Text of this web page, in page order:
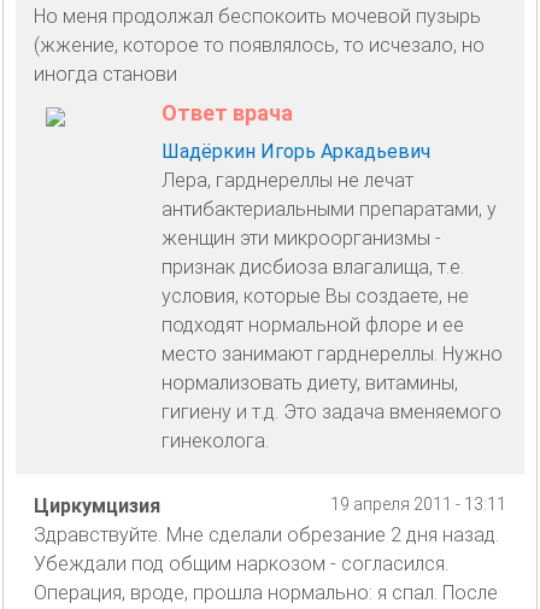
Но меня продолжал беспокоить мочевой пузырь
(жжение, которое то появлялось, то исчезало, но
иногда станови
Ответ врача
Шадёркин Игорь Аркадьевич
Лера, гарднереллы не лечат
антибактериальными препаратами, у
женщин эти микроорганизмы -
признак дисбиоза влагалища, т.е.
условия, которые Вы создаете, не
подходят нормальной флоре и ее
место занимают гарднереллы. Нужно
нормализовать диету, витамины,
гигиену и т.д. Это задача вменяемого
гинеколога.
19 апреля 2011 - 13:11
Циркумцизия
Здравствуйте. Мне сделали обрезание 2 дня назад.
Убеждали под общим наркозом - согласился.
Операция, вроде, прошла нормально: я спал. После